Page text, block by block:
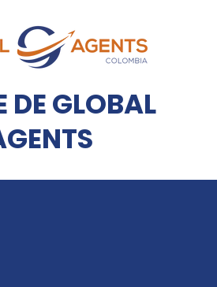
DE GLOBAL